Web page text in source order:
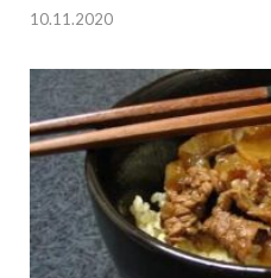
10.11.2020